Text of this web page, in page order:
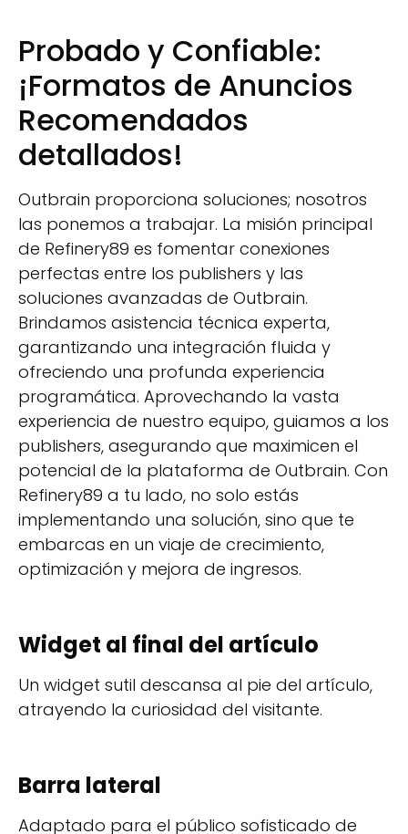
Probado y Confiable:
¡Formatos de Anuncios
Recomendados
detallados!
Outbrain proporciona soluciones; nosotros
las ponemos a trabajar. La misión principal
de Refinery89 es fomentar conexiones
perfectas entre los publishers y las
soluciones avanzadas de Outbrain.
Brindamos asistencia técnica experta,
garantizando una integración fluida y
ofreciendo una profunda experiencia
programática. Aprovechando la vasta
experiencia de nuestro equipo, guiamos a los
publishers, asegurando que maximicen el
potencial de la plataforma de Outbrain. Con
Refinery89 a tu lado, no solo estás
implementando una solución, sino que te
embarcas en un viaje de crecimiento,
optimización y mejora de ingresos.
Widget al final del artículo
Un widget sutil descansa al pie del artículo,
atrayendo la curiosidad del visitante.
Barra lateral
Adaptado para el público sofisticado de